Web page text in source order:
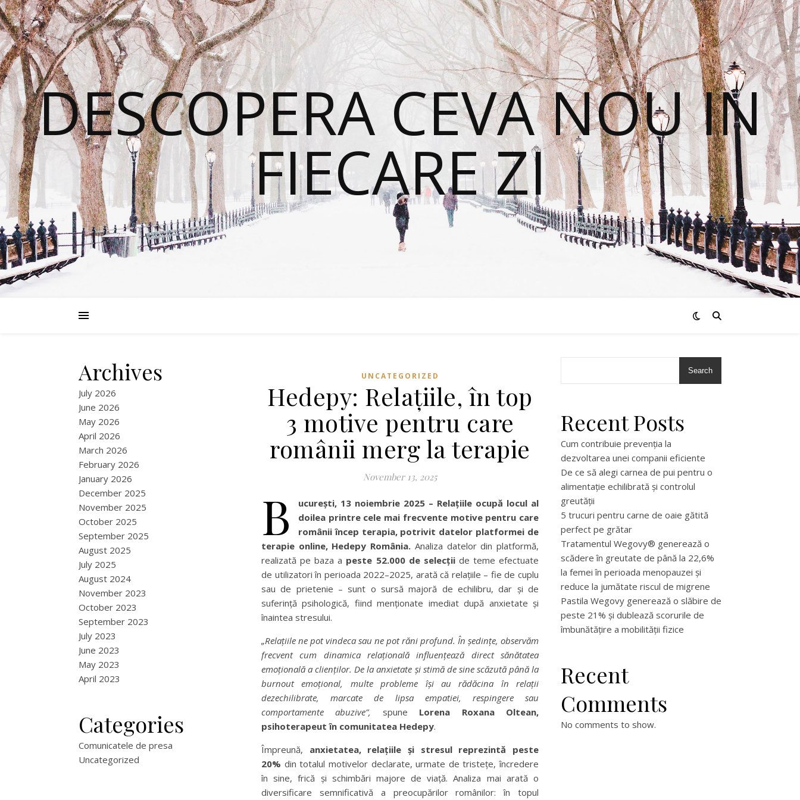
DESCOPERA CEVA NOU IN
FIECARE ZI
Archives
July 2026
June 2026
May 2026
April 2026
March 2026
February 2026
January 2026
December 2025
November 2025
October 2025
September 2025
August 2025
July 2025
August 2024
November 2023
October 2023
September 2023
July 2023
June 2023
May 2023
April 2023
Categories
Comunicatele de presa
Uncategorized
UNCATEGORIZED
Hedepy: Relațiile, în top
3 motive pentru care
românii merg la terapie
November 13, 2025
B
ucurești, 13 noiembrie 2025 – Relațiile ocupă locul al
doilea printre cele mai frecvente motive pentru care
românii încep terapia, potrivit datelor platformei de
terapie online, Hedepy România. Analiza datelor din platformă,
realizată pe baza a peste 52.000 de selecțiide teme efectuate
de utilizatori în perioada 2022–2025, arată că relațiile – fie de cuplu
sau de prietenie – sunt o sursă majoră de echilibru, dar și de
suferință psihologică, fiind menționate imediat după anxietate și
înaintea stresului.
„Relațiile ne pot vindeca sau ne pot răni profund. În ședințe, observăm
frecvent cum dinamica relațională influențează direct sănătatea
emoțională a clienților. De la anxietate și stimă de sine scăzută până la
burnout emoțional, multe probleme își au rădăcina în relații
dezechilibrate, marcate de lipsa empatiei, respingere sau
comportamente abuzive”,
spune Lorena Roxana Oltean,
psihoterapeut în comunitatea Hedepy.
Împreună, anxietatea, relațiile și stresul reprezintă
peste
20% din totalul motivelor declarate, urmate de tristețe, încredere
în sine, frică și schimbări majore de viață. Analiza mai arată o
diversificare semnificativă a preocupărilor românilor: în topul
Search
Recent Posts
Cum contribuie prevenția la
dezvoltarea unei companii eficiente
De ce să alegi carnea de pui pentru o
alimentație echilibrată și controlul
greutății
5 trucuri pentru carne de oaie gătită
perfect pe grătar
Tratamentul Wegovy® generează o
scădere în greutate de până la 22,6%
la femei în perioada menopauzei și
reduce la jumătate riscul de migrene
Pastila Wegovy generează o slăbire de
peste 21% și dublează scorurile de
îmbunătățire a mobilității fizice
Recent
Comments
No comments to show.